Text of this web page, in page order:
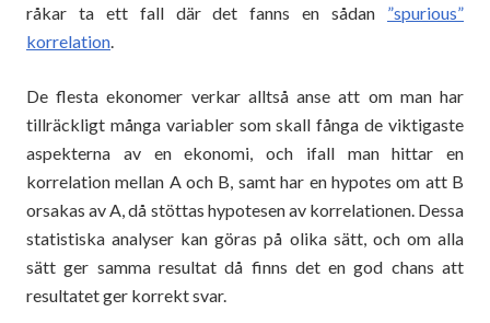
råkar ta ett fall där det fanns en sådan ”spurious”
korrelation.
De flesta ekonomer verkar alltså anse att om man har
tillräckligt många variabler som skall fånga de viktigaste
aspekterna av en ekonomi, och ifall man hittar en
korrelation mellan A och B, samt har en hypotes om att B
orsakas av A, då stöttas hypotesen av korrelationen. Dessa
statistiska analyser kan göras på olika sätt, och om alla
sätt ger samma resultat då finns det en god chans att
resultatet ger korrekt svar.